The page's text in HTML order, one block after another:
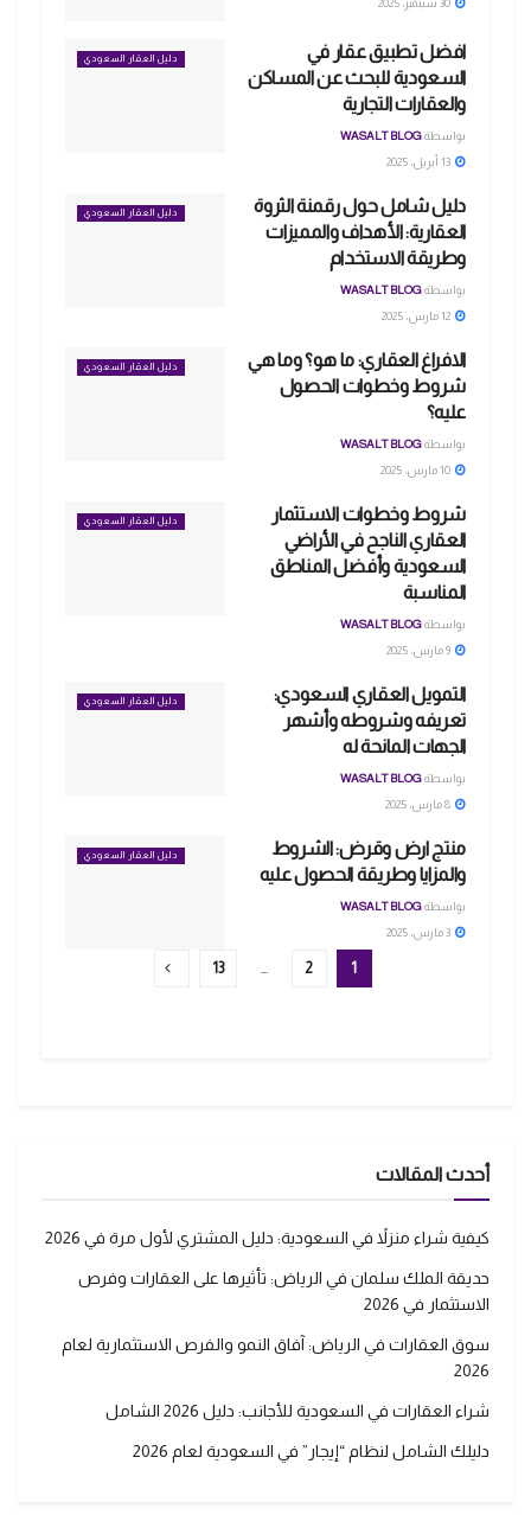
دليل العقار السعودي
افضل تطبيق عقار في
السعودية للبحث عن المساكن
والعقارات التجارية
بواسطةWASALT BLOG
دليل العقار السعودي
دليل شامل حول رقمنة الثروة
العقارية: الأهداف والمميزات
وطريقة الاستخدام
بواسطةWASALT BLOG
دليل العقار السعودي
الافراغ العقاري: ما هو؟ وما هي
شروط وخطوات الحصول
عليه؟
بواسطةWASALT BLOG
دليل العقار السعودي
شروط وخطوات الاستثمار
العقاري الناجح في الأراضي
السعودية وأفضل المناطق
المناسبة
بواسطةWASALT BLOG
دليل العقار السعودي
التمويل العقاري السعودي:
تعريفه وشروطه وأشهر
الجهات المانحة له
بواسطةWASALT BLOG
دليل العقار السعودي
منتج ارض وقرض: الشروط
والمزايا وطريقة الحصول عليه
بواسطةWASALT BLOG
1
2
…
13
أحدث المقالات
كيفية شراء منزلاً في السعودية: دليل المشتري لأول مرة في 2026
حديقة الملك سلمان في الرياض: تأثيرها على العقارات وفرص
الاستثمار في 2026
سوق العقارات في الرياض: آفاق النمو والفرص الاستثمارية لعام
2026
شراء العقارات في السعودية للأجانب: دليل 2026 الشامل
دليلك الشامل لنظام “إيجار” في السعودية لعام 2026